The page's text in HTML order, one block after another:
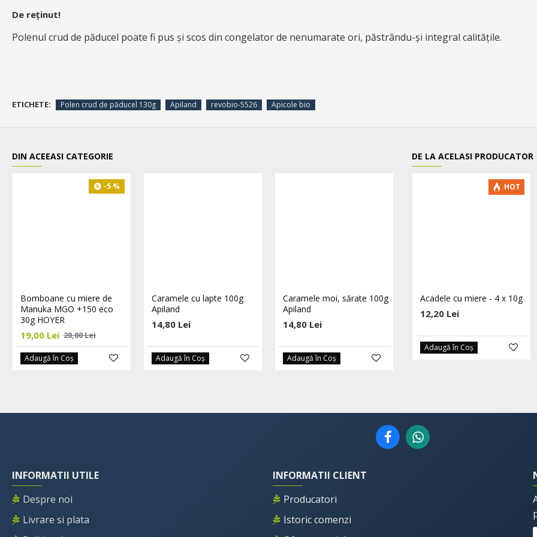
De reținut!
Polenul crud de păducel poate fi pus și scos din congelator de nenumarate ori, păstrându-și integral calitățile.
ETICHETE: Polen crud de păducel 130g Apiland revobio-5526 Apicole bio
DIN ACEEASI CATEGORIE
-5 %
Bomboane cu miere de
Manuka MGO +150 eco
30g HOYER
19,00 Lei 20,00 Lei
Adaugă în Coş
Caramele cu lapte 100g
Apiland
14,80 Lei
Adaugă în Coş
Caramele moi, sărate 100g
Apiland
14,80 Lei
Adaugă în Coş
-5 %
Catina in miere eco 250g
Hoyer
DE LA ACELASI PRODUCATOR
HOT
Acadele cu miere - 4 x 10g
12,20 Lei
Adaugă în Coş
INFORMATII UTILE
Despre noi
Livrare si plata
INFORMATII CLIENT
Producatori
Istoric comenzi